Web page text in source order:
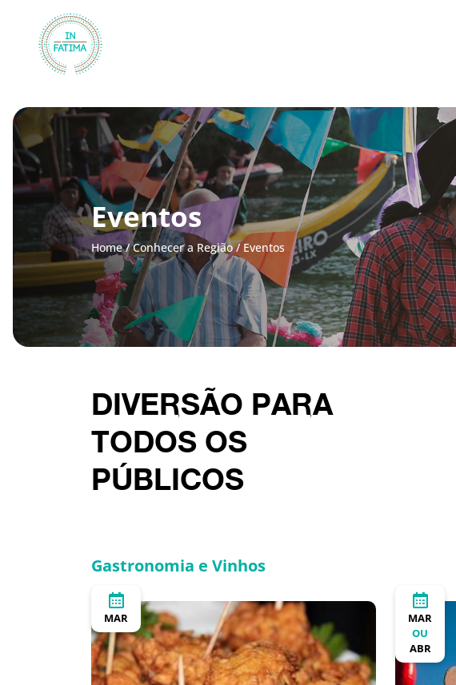
Eventos
Home /Conhecer a Região /Eventos
DIVERSÃO PARA
TODOS OS
PÚBLICOS
Gastronomia e Vinhos
MAR
MAR
OU
ABR